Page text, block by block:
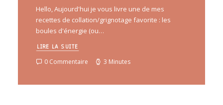
Hello, Aujourd'hui je vous livre une de mes
recettes de collation/grignotage favorite : les
boules d'énergie (ou…
LIRE LA SUITE
0 Commentaire 3 Minutes